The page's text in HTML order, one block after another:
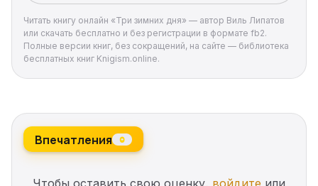
Федора Анискина, воссозданный на киноэкране
блестящим актером Михаилом Жаровым в
одноименном фильме, помнит и любит не одно
поколение российских читателей.
Читать книгу онлайн «Три зимних дня» — автор Виль Липатов
или скачать бесплатно и без регистрации в формате fb2.
Полные версии книг, без сокращений, на сайте — библиотека
бесплатных книг Knigism.online.
Впечатления 0